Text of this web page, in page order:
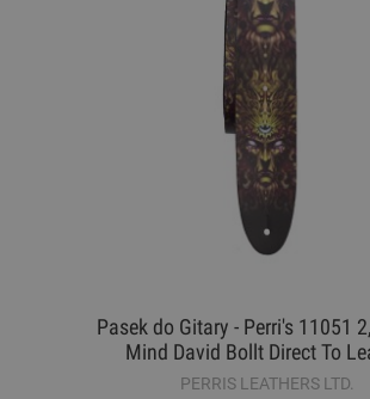
Pasek do Gitary - Perri's 11051
Mind David Bollt Direct To
PERRIS LEATHERS LTD.